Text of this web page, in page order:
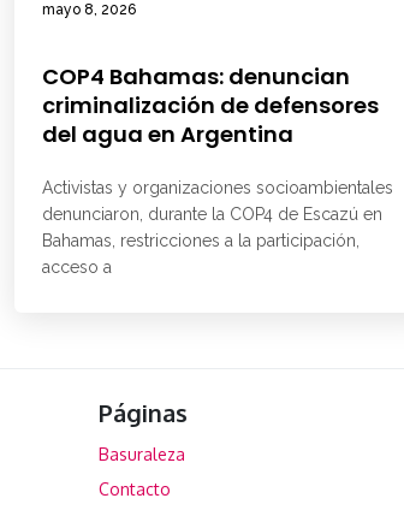
mayo 8, 2026
COP4 Bahamas: denuncian
criminalización de defensores
del agua en Argentina
Activistas y organizaciones socioambientales
denunciaron, durante la COP4 de Escazú en
Bahamas, restricciones a la participación,
acceso a
Páginas
Basuraleza
Contacto